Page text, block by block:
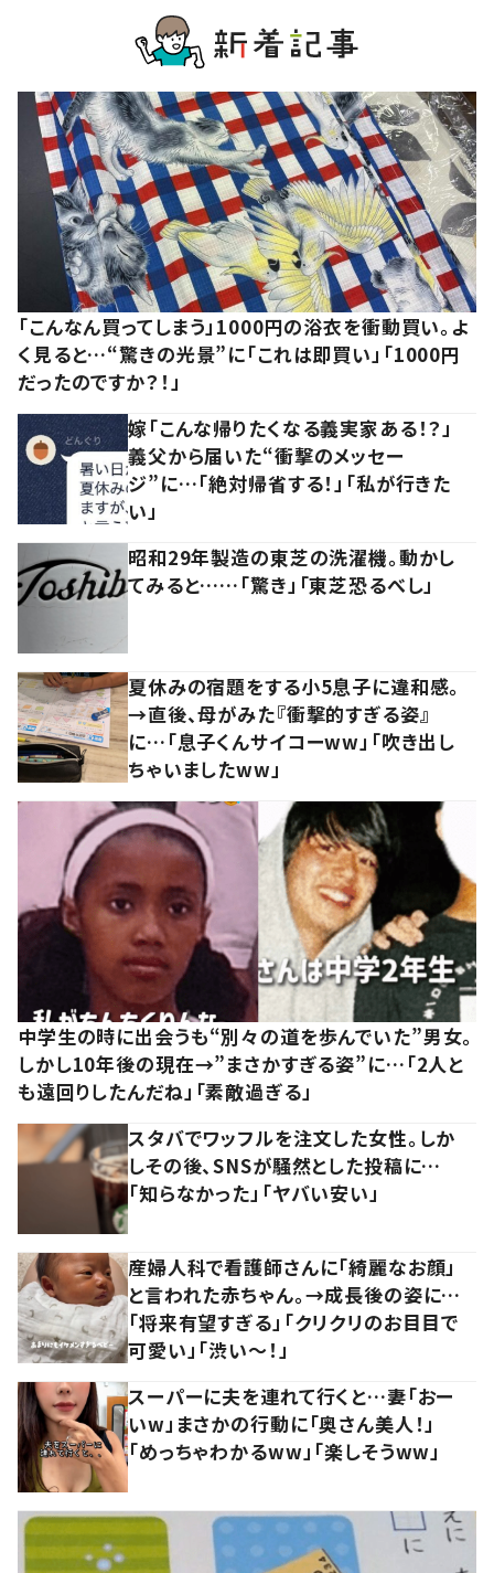
「こんなん買ってしまう」1000円の浴衣を衝動買い。よ
く見ると…“驚きの光景”に「これは即買い」「1000円
だったのですか？！」
嫁「こんな帰りたくなる義実家ある！？」
義父から届いた“衝撃のメッセー
ジ”に…「絶対帰省する！」「私が行きた
い」
昭和29年製造の東芝の洗濯機。動かし
てみると……「驚き」「東芝恐るべし」
夏休みの宿題をする小5息子に違和感。
→直後、母がみた『衝撃的すぎる姿』
に…「息子くんサイコーww」「吹き出し
ちゃいましたww」
中学生の時に出会うも“別々の道を歩んでいた”男女。
しかし10年後の現在→”まさかすぎる姿”に…「2人と
も遠回りしたんだね」「素敵過ぎる」
スタバでワッフルを注文した女性。しか
しその後、SNSが騒然とした投稿に…
「知らなかった」「ヤバい安い」
産婦人科で看護師さんに「綺麗なお顔」
と言われた赤ちゃん。→成長後の姿に…
「将来有望すぎる」「クリクリのお目目で
可愛い」「渋い～！」
スーパーに夫を連れて行くと…妻「おー
いw」まさかの行動に「奥さん美人！」
「めっちゃわかるww」「楽しそうww」